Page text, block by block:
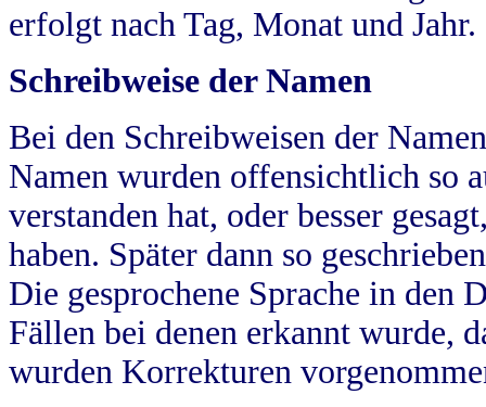
erfolgt nach Tag, Monat und Jahr.
Schreibweise der Namen
Bei den Schreibweisen der
Namen wurden offensichtlich so
verstanden hat, oder besser
haben. Später dann so
Die gesprochene Sprache in
Fällen bei denen erkannt wurde,
wurden Korrekturen